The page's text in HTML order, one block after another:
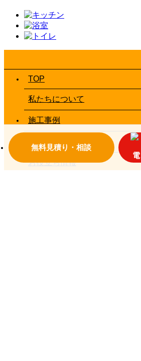
無料見積り・相談
TOP
私たちについて
施工事例
お役立ち情報